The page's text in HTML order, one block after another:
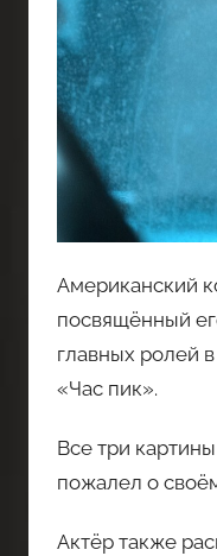
Американский
посвящённый
главных ролей
«Час пик».
Все три
пожалел о
Актёр также